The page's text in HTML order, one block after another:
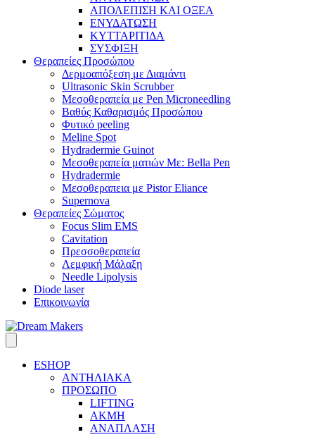
ΑΠΟΛΕΠΙΣΗ ΚΑΙ ΟΞΕΑ
ΕΝΥΔΑΤΩΣΗ
ΚΥΤΤΑΡΙΤΙΔΑ
ΣΥΣΦΙΞΗ
Θεραπείες Προσώπου
Δερμοαπόξεση με Διαμάντι
Ultrasonic Skin Scrubber
Μεσοθεραπεία με Pen Microneedling
Βαθύς Καθαρισμός Προσώπου
Φυτικό peeling
Meline Spot
Hydradermie Guinot
Μεσοθεραπεία ματιών Με: Bella Pen
Hydradermie
Μεσοθεραπεια με Pistor Eliance
Supernova
Θεραπείες Σώματος
Focus Slim EMS
Cavitation
Πρεσσοθεραπεία
Λεμφική Μάλαξη
Needle Lipolysis
Diode laser
Επικοινωνία
ESHOP
ΑΝΤΗΛΙΑΚΑ
ΠΡΟΣΩΠΟ
LIFTING
ΑΚΜΗ
ΑΝΑΠΛΑΣΗ